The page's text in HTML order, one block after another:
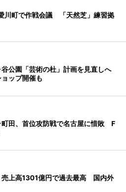
川町で作戦会議 「天然芝」練習拠
公園「芸術の杜」計画を見直しへ
ップ開催も
町田、首位攻防戦で名古屋に惜敗 F
売上高1301億円で過去最高 国内外